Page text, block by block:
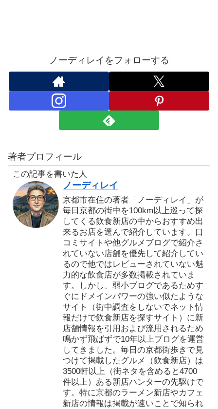
ノーディレイをフォローする
著者プロフィール
この記事を書いた人
ノーディレイ
京都市在住の著者「ノーディレイ」が
毎日京都の街中を100km以上巡って探
してくる飲食新店の中からおすすめ出
来るお店を選んで紹介しています。口
コミサイトや他グルメブログで紹介さ
れていない店舗を優先して紹介してい
るので他ではレビューされていない魅
力的な飲食店が多数掲載されていま
す。しかし、弱小ブログであるためす
ぐにドメインパワーの強い似たような
サイト（街中調査をしないでネット情
報だけで飲食新店を探すサイト）に新
店舗情報を引用および流用されるため
鳴かず飛ばずで10年以上ブログを運営
してきました。毎日の京都街歩きで見
つけて掲載したグルメ（飲食新店）は
3500軒以上（街ネタを含めると4700
件以上）ある新店ハンターの先駆けで
す。特に京都のラーメン新店やカフェ
新店の情報は掲載が速いことで知られ